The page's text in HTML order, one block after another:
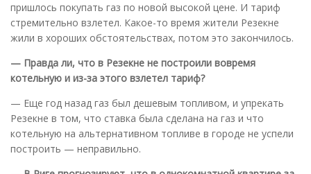
пришлось покупать газ по новой высокой цене. И тариф
стремительно взлетел. Какое-то время жители Резекне
жили в хороших обстоятельствах, потом это закончилось.
— Правда ли, что в Резекне не построили вовремя
котельную и из-за этого взлетел тариф?
— Еще год назад газ был дешевым топливом, и упрекать
Резекне в том, что ставка была сделана на газ и что
котельную на альтернативном топливе в городе не успели
построить — неправильно.